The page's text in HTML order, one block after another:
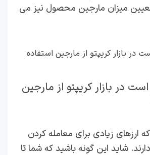
میزان مارجین محصول نیز می
در بازار کریپتو از مارجین
ارزهای زیادی برای معامله کردن
شاید این گونه باشید که شما تا